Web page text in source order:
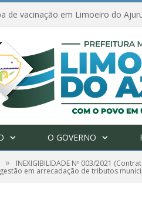
O GOVERNO
» INEXIGIBILIDADE Nº 003/2021
em arrecadação de tributos